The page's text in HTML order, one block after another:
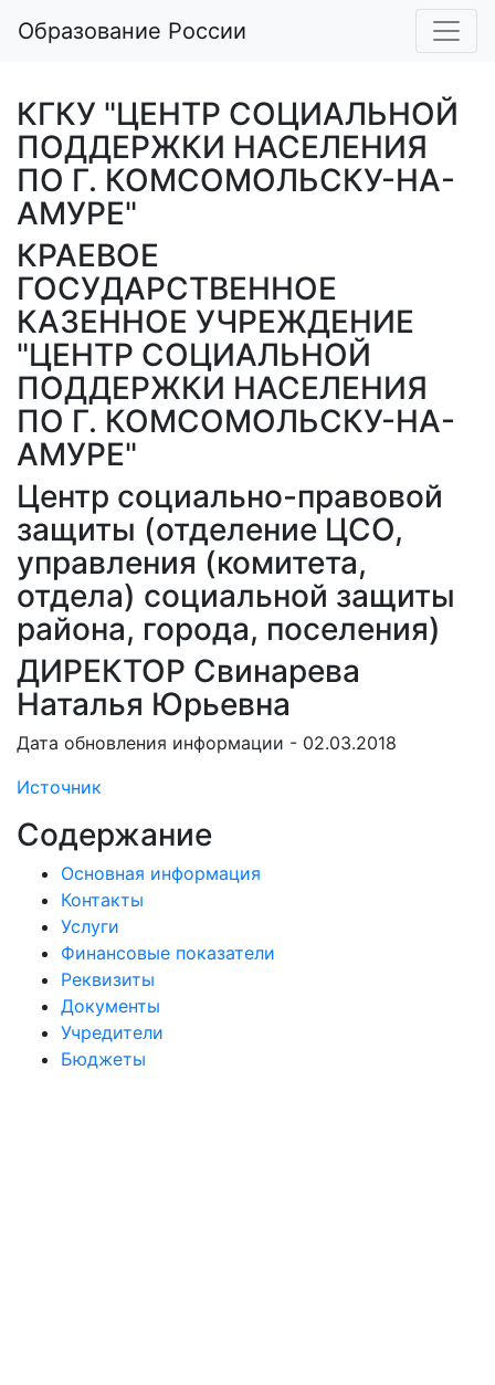
Образование России
КГКУ "ЦЕНТР СОЦИАЛЬНОЙ
ПОДДЕРЖКИ НАСЕЛЕНИЯ
ПО Г. КОМСОМОЛЬСКУ-НА-
АМУРЕ"
КРАЕВОЕ
ГОСУДАРСТВЕННОЕ
КАЗЕННОЕ УЧРЕЖДЕНИЕ
"ЦЕНТР СОЦИАЛЬНОЙ
ПОДДЕРЖКИ НАСЕЛЕНИЯ
ПО Г. КОМСОМОЛЬСКУ-НА-
АМУРЕ"
Центр социально-правовой
защиты (отделение ЦСО,
управления (комитета,
отдела) социальной защиты
района, города, поселения)
ДИРЕКТОР Свинарева
Наталья Юрьевна
Дата обновления информации - 02.03.2018
Источник
Содержание
Основная информация
Контакты
Услуги
Финансовые показатели
Реквизиты
Документы
Учредители
Бюджеты